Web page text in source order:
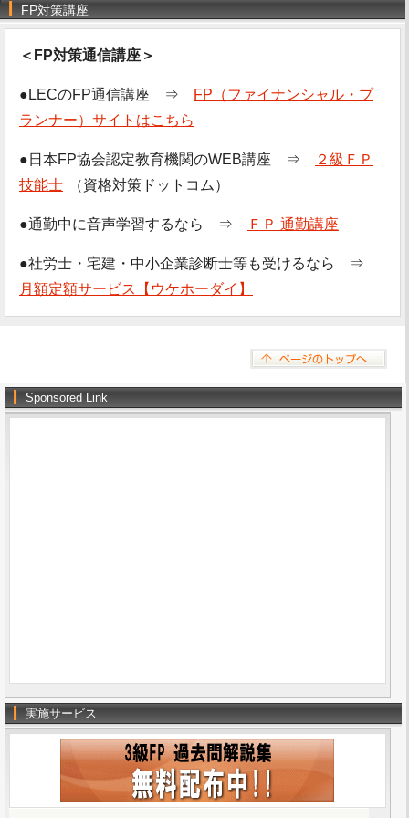
FP対策講座
＜FP対策通信講座＞
●LECのFP通信講座 ⇒
FP（ファイナンシャル・プ
ランナー）サイトはこちら
●日本FP協会認定教育機関のWEB講座 ⇒
２級ＦＰ
技能士
（資格対策ドットコム）
●通勤中に音声学習するなら ⇒ ＦＰ 通勤講座
●社労士・宅建・中小企業診断士等も受けるなら ⇒
月額定額サービス【ウケホーダイ】
Sponsored Link
実施サービス